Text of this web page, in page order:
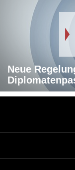
Neue